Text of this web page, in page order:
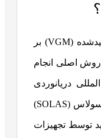
نحوه اندازه‌گیری جرم ناخالص تأییدشده (VGM) بر
روش اصلی انجام
دریانوردی
(IMO) و در چارچوب کنوانسیون سولاس (SOLAS)
توسط تجهیزات